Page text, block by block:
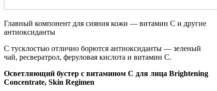
Главный компонент для сияния кожи — витамин C и другие
антиоксиданты
С тусклостью отлично борются антиоксиданты — зеленый
чай, ресвератрол, феруловая кислота и витамин C.
Осветляющий бустер с витамином C для лица Brightening
Concentrate, Skin Regimen